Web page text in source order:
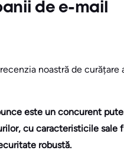
de e-mail
noastră de curățare
este un concurent
cu caracteristicile sale
robustă.